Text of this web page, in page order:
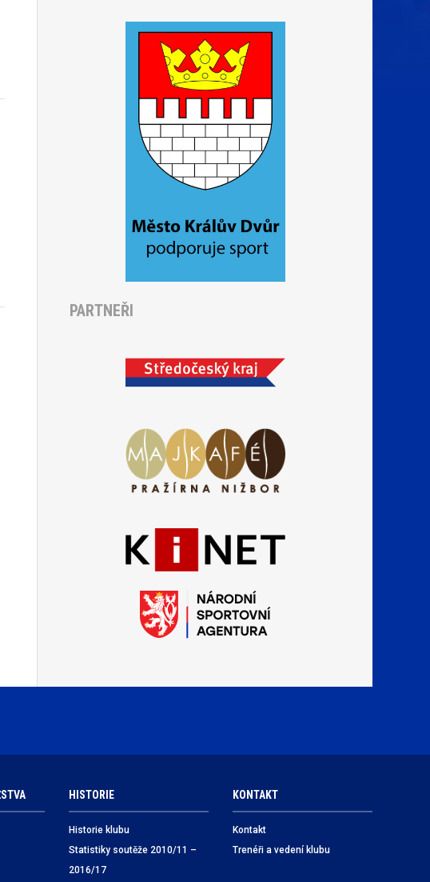
PARTNEŘI
HISTORIE
Historie klubu
Statistiky soutěže 2010/11 –
2016/17
KONTAKT
Kontakt
Trenéři a vedení klubu